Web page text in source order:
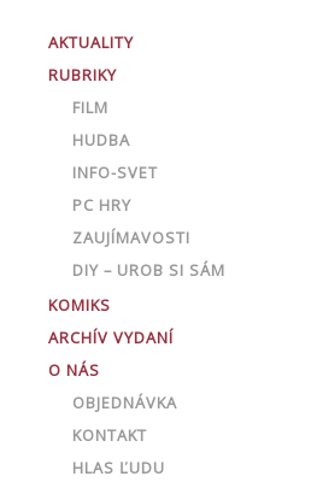
AKTUALITY
RUBRIKY
FILM
HUDBA
INFO-SVET
PC HRY
ZAUJÍMAVOSTI
DIY – UROB SI SÁM
KOMIKS
ARCHÍV VYDANÍ
O NÁS
OBJEDNÁVKA
KONTAKT
HLAS ĽUDU